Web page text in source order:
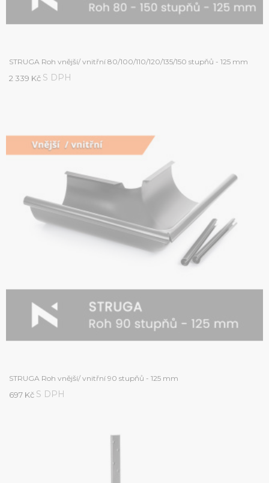
STRUGA Roh vnější/ vnitřní 80/100/110/120/135/150 stupňů - 125 mm
2 339 Kč S DPH
STRUGA Roh vnější/ vnitřní 90 stupňů - 125 mm
697 Kč S DPH